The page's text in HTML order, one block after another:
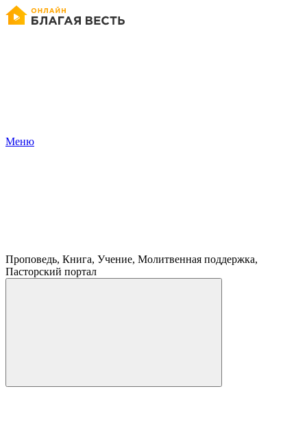
Меню
Проповедь, Книга, Учение, Молитвенная поддержка,
Пасторский портал